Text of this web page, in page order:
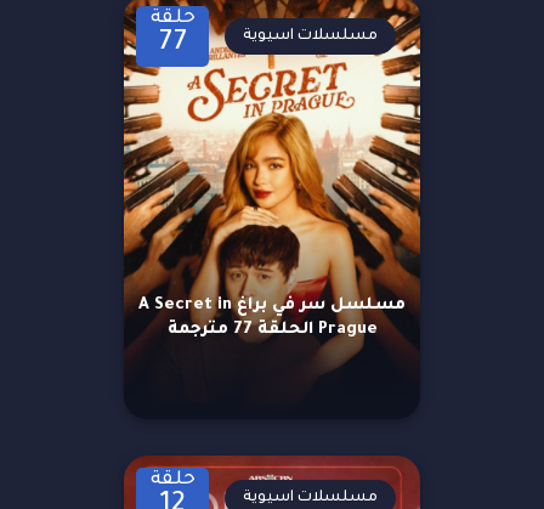
حلقة
77
مسلسل سر في براغ A Secret in
Prague الحلقة 77 مترجمة
مسلسلات اسيوية
حلقة
مسلسلات اسيوية